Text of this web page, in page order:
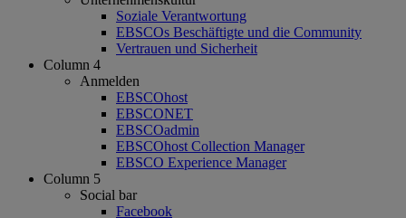
Soziale Verantwortung
EBSCOs Beschäftigte und die Community
Vertrauen und Sicherheit
Column 4
Anmelden
EBSCOhost
EBSCONET
EBSCOadmin
EBSCOhost Collection Manager
EBSCO Experience Manager
Column 5
Social bar
Facebook